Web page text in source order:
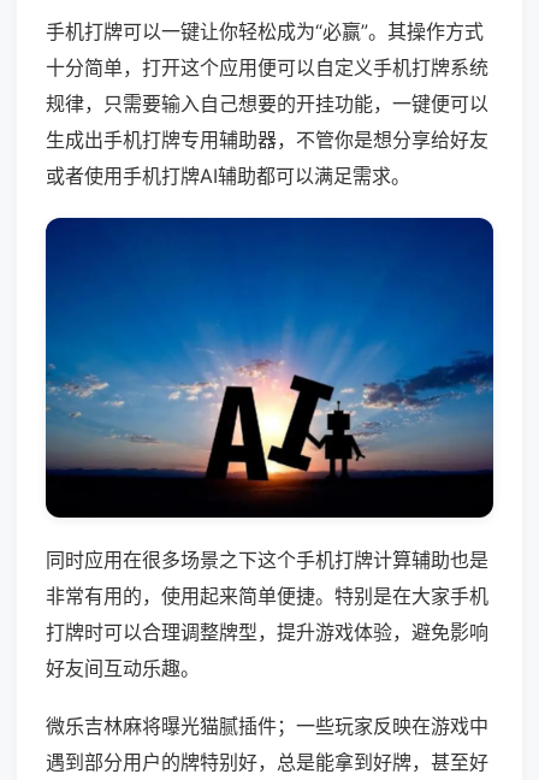
手机打牌可以一键让你轻松成为“必赢”。其操作方式
十分简单，打开这个应用便可以自定义手机打牌系统
规律，只需要输入自己想要的开挂功能，一键便可以
生成出手机打牌专用辅助器，不管你是想分享给好友
或者使用手机打牌AI辅助都可以满足需求。
同时应用在很多场景之下这个手机打牌计算辅助也是
非常有用的，使用起来简单便捷。特别是在大家手机
打牌时可以合理调整牌型，提升游戏体验，避免影响
好友间互动乐趣。
微乐吉林麻将曝光猫腻插件；一些玩家反映在游戏中
遇到部分用户的牌特别好，总是能拿到好牌，甚至好